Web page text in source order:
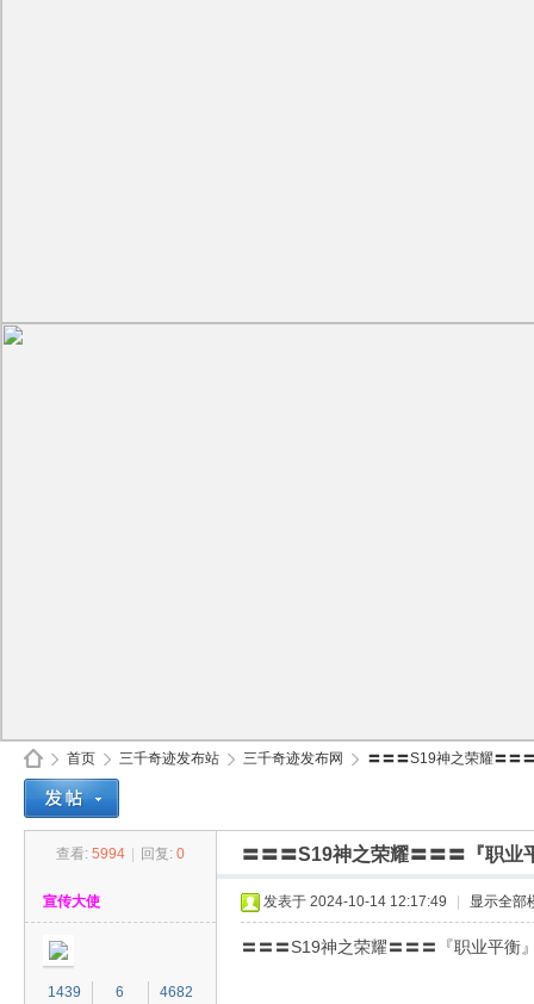
首页
›
三千奇迹发布站 三千奇迹发布网
›
〓〓〓S19神之荣耀〓〓
查看: 5994 回复: 0 〓〓〓S19神之荣耀〓〓〓『职
宣传大使
1439
6
4682
发表于 2024-10-14 12:17:49 显示全部
〓〓〓S19神之荣耀〓〓〓『职业平